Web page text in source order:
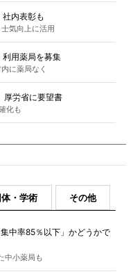
内表彰も
気向上に活用
利用薬局を募集
に薬局なく
厚労省に要望書
化も
体・学術 その他
中率85％以下」かどうかで
中小薬局も